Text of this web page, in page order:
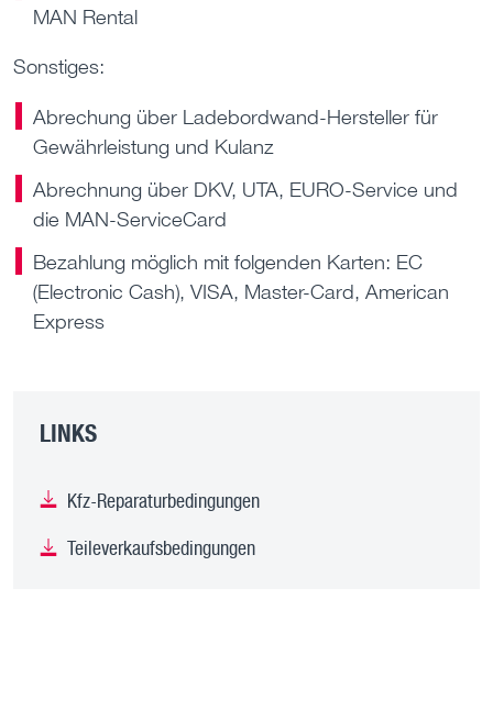
MAN Rental
Sonstiges:
Abrechung über Ladebordwand-Hersteller für
Gewährleistung und Kulanz
Abrechnung über DKV, UTA, EURO-Service und
die MAN-ServiceCard
Bezahlung möglich mit folgenden Karten: EC
(Electronic Cash), VISA, Master-Card, American
Express
LINKS
Kfz-Reparaturbedingungen
Teileverkaufsbedingungen